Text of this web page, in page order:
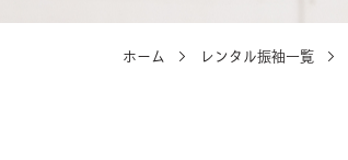
ホーム レンタル振袖一覧